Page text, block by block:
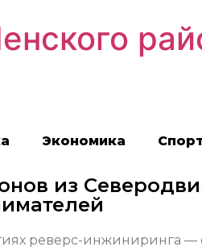
Экономика
из
реверс-инжиниринга —